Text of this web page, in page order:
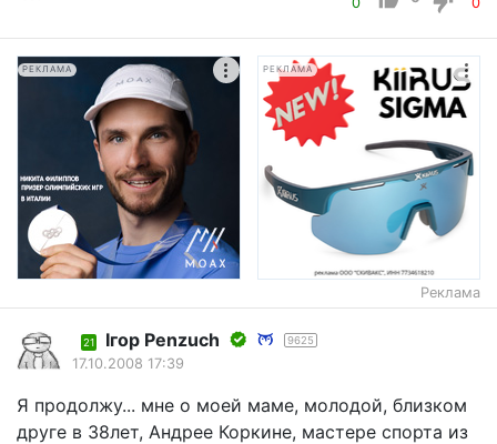
РЕКЛАМА РЕКЛАМА
Реклама
21 Iгор Penzuch 9625
17.10.2008 17:39
Я продолжу... мне о моей маме, молодой, близком
друге в 38лет, Андрее Коркине, мастере спорта из